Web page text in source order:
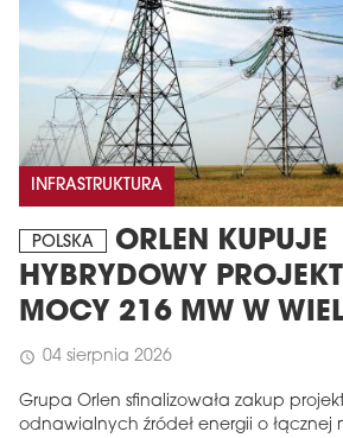
INFRASTRUKTURA
POLSKA
ORLEN KUPUJE
HYBRYDOWY
MOCY 216 MW W
schedule 04 sierpnia 2026
Grupa Orlen sfinalizowała zakup
odnawialnych źródeł energii o łącznej